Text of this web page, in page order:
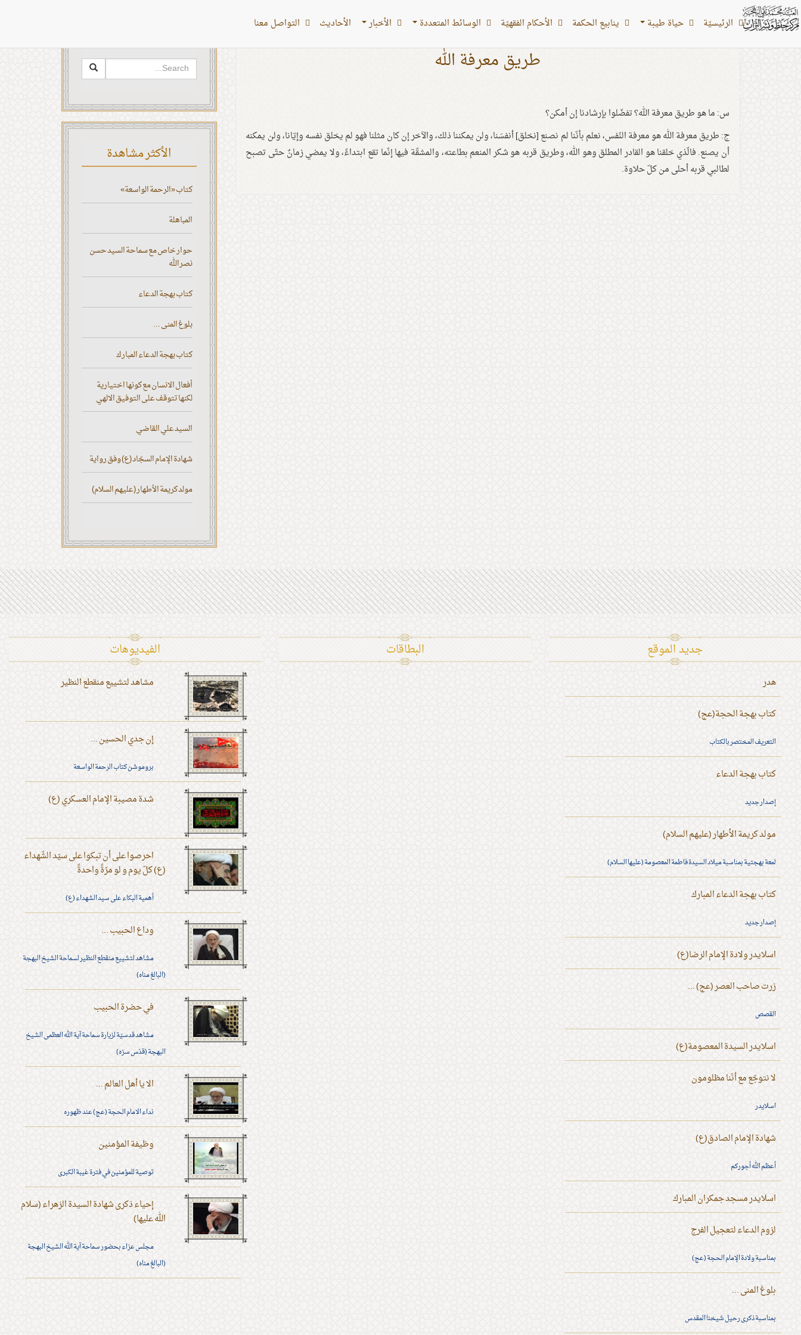
الرئیسیّة حياة طيبة ينابيع الحكمة الأحکام الفقهیّة الوسائط المتعددة الأخبار الأحادیث التواصل معنا
طريق معرفة الله
س: ما هو طريق معرفة الله؟ تفضّلوا بإرشادنا إن أمكن؟
ج: طريق معرفة الله هو معرفة النّفس، نعلم بأنّنا لم نصنع [نخلق] أنفسَنا، ولن يمكننا ذلك، والآخر إن كان مثلنا فهو لم يخلق نفسه وإيّانا، ولن يمكنه
أن يصنع. فالّذي خلقنا هو القادر المطلق وهو الله، وطريق قربه هو شكر المنعم بطاعته، والمشقّة فيها إنّما تقع ابتداءً، ولا يمضي زمانٌ حتّى تصبح
لطالبي قربه أحلى من كلّ حلاوة.
الأكثر مشاهدة
كتاب «الرحمة الواسعة»
المباهلة
حوار خاص مع سماحة السيد حسن
نصر الله
كتاب بهجة الدعاء
بلوغ المنى ...
كتاب بهجة الدعاء المبارك
أفعال الانسان مع كونها اختيارية
لكنها تتوقف على التوفيق الالهي
السيد علي القاضي
شهادة الإمام السجّاد (ع) وفق رواية
مولد كريمة الأطهار (عليهم السلام)
الفیدیوهات
مشاهد لتشييع منقطع النظير
إن جدي الحسين ...
بروموشن كتاب الرحمة الواسعة
شدة مصيبة الإمام العسكري (ع)
احرصوا على أن تبكوا على سيّد الشّهداء
(ع) كلّ يوم و لو مرّةً واحدةً
أهمية البكاء على سيد الشهداء (ع)
وداع الحبيب ...
مشاهد لتشييع منقطع النظير لسماحة الشيخ البهجة
(البالغ مناه)
في حضرة الحبيب
مشاهد قدسيّة لزيارة سماحة آية الله العظمى الشيخ
البهجة (قدّس سرّه)
الا يا أهل العالم ...
نداء الامام الحجة (عج) عند ظهوره
وظيفة المؤمنين
توصية للمؤمنين في فترة غيبة الكبرى
إحياء ذكرى شهادة السيدة الزهراء (سلام
الله عليها)
مجلس عزاء بحضور سماحة آية الله الشيخ البهجة
(البالغ مناه)
البطاقات جديد الموقع
هدر
كتاب بهجة الحجة(عج)
التعريف المختصر بالكتاب
كتاب بهجة الدعاء
إصدار جديد
مولد كريمة الأطهار (عليهم السلام)
لمعة بهجتية بمناسبة ميلاد السيدة فاطمة المعصومة (عليها السلام)
كتاب بهجة الدعاء المبارك
إصدار جديد
اسلايدر ولادة الإمام الرضا(ع)
زرت صاحب العصر (عج) ...
القصص
اسلايدر السيدة المعصومة(ع)
لا نتوجّع مع أنّنا مظلومون
اسلايدر
شهادة الإمام الصادق(ع)
أعظم الله أجوركم
اسلايدر مسجد جمكران المبارك
لزوم الدعاء لتعجيل الفرج
بمناسبة ولادة الإمام الحجة (عج)
بلوغ المنى ...
بمناسبة ذكرى رحيل شيخنا المقدس